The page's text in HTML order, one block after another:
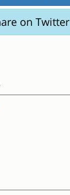
on Twitter